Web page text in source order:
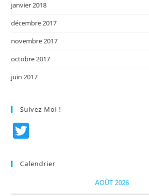
janvier 2018
décembre 2017
novembre 2017
octobre 2017
juin 2017
Suivez Moi !
itt
Calendrier
AOÛT 2026